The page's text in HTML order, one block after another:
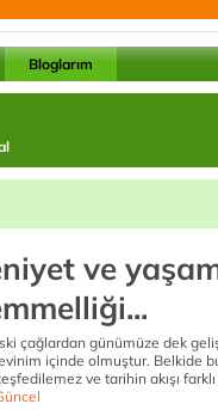
Bloglarım
ve
çağlardan günümüze dek
içinde olmuştur. Belkide
ve tarihin akışı farklı